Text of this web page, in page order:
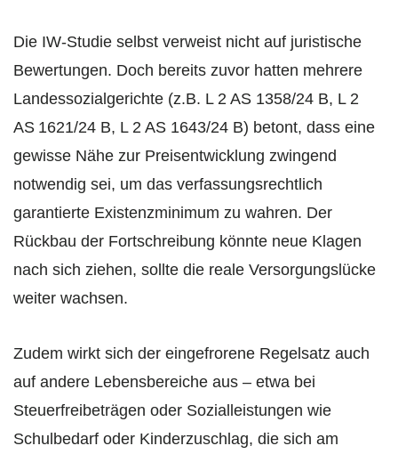
Die IW-Studie selbst verweist nicht auf juristische
Bewertungen. Doch bereits zuvor hatten mehrere
Landessozialgerichte (z.B. L 2 AS 1358/24 B, L 2
AS 1621/24 B, L 2 AS 1643/24 B) betont, dass eine
gewisse Nähe zur Preisentwicklung zwingend
notwendig sei, um das verfassungsrechtlich
garantierte Existenzminimum zu wahren. Der
Rückbau der Fortschreibung könnte neue Klagen
nach sich ziehen, sollte die reale Versorgungslücke
weiter wachsen.
Zudem wirkt sich der eingefrorene Regelsatz auch
auf andere Lebensbereiche aus – etwa bei
Steuerfreibeträgen oder Sozialleistungen wie
Schulbedarf oder Kinderzuschlag, die sich am